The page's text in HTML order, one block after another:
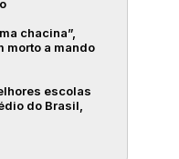
chacina”,
morto a mando
escolas
do Brasil,